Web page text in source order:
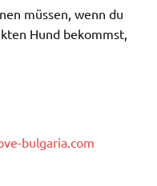
müssen, wenn du
Hund bekommst,
bulgaria.com